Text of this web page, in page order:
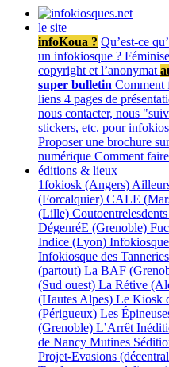
le site
infoKoua ? Qu’est-ce
un infokiosque ?
copyright et l’anonymat
super bulletin Comment
liens 4 pages de
nous contacter, nous
stickers, etc. pour
Proposer une brochure
numérique Comment
éditions & lieux
1fokiosk (Angers)
(Forcalquier) CALE
(Lille)
DégenréE (Grenoble)
Indice (Lyon)
Infokiosque des
(partout) La BAF
(Sud ouest) La Rétive
(Hautes Alpes) Le Kiosk
(Périgueux) Les
(Grenoble) L’Arrêt
de Nancy Mutines
Projet-Evasions